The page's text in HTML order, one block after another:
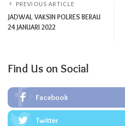
PREVIOUS ARTICLE
JADWAL VAKSIN POLRES BERAU
24 JANUARI 2022
Find Us on Social
Facebook
Twitter